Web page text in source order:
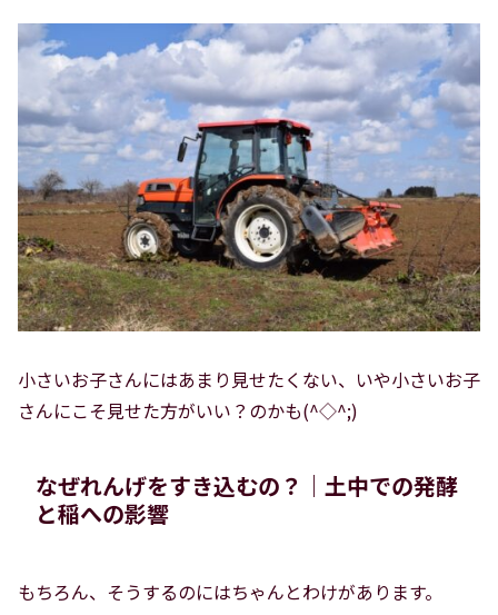
小さいお子さんにはあまり見せたくない、いや小さいお子
さんにこそ見せた方がいい？のかも(^◇^;)
なぜれんげをすき込むの？｜土中での発酵
と稲への影響
もちろん、そうするのにはちゃんとわけがあります。